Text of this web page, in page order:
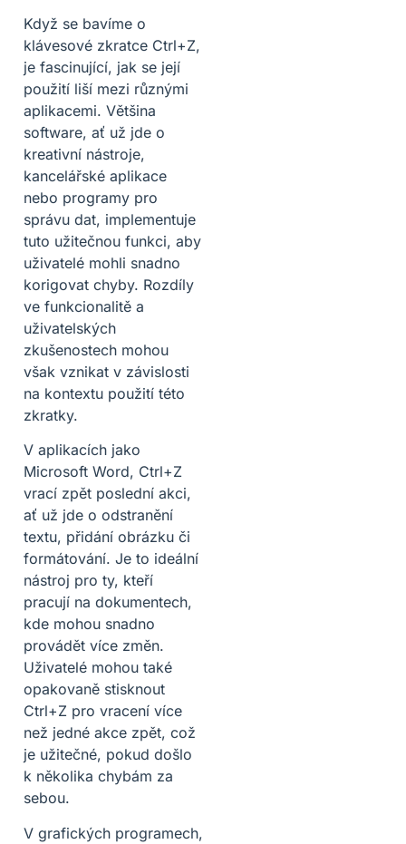
Když se bavíme o
klávesové zkratce Ctrl+Z,
je fascinující, jak se její
použití liší mezi různými
aplikacemi. Většina
software, ať už jde o
kreativní nástroje,
kancelářské aplikace
nebo programy pro
správu dat, implementuje
tuto užitečnou funkci, aby
uživatelé mohli snadno
korigovat chyby. Rozdíly
ve funkcionalitě a
uživatelských
zkušenostech mohou
však vznikat v závislosti
na kontextu použití této
zkratky.
V aplikacích jako
Microsoft Word, Ctrl+Z
vrací zpět poslední akci,
ať už jde o odstranění
textu, přidání obrázku či
formátování. Je to ideální
nástroj pro ty, kteří
pracují na dokumentech,
kde mohou snadno
provádět více změn.
Uživatelé mohou také
opakovaně stisknout
Ctrl+Z pro vracení více
než jedné akce zpět, což
je užitečné, pokud došlo
k několika chybám za
sebou.
V grafických programech,